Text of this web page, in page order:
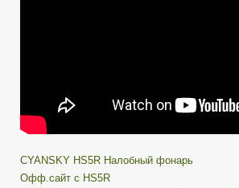
CYANSKY HS5R Налобный фонарь
Офф.сайт с HS5R